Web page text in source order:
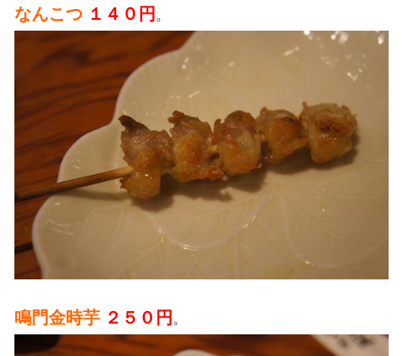
なんこつ １４０円 。
鳴門金時芋 ２５０円 。